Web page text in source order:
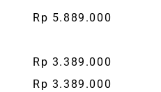
Rp 5.889.000
Rp 3.389.000
Rp 3.389.000